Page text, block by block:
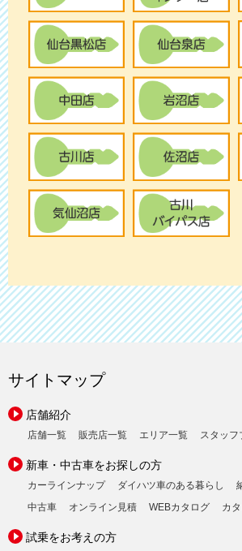
サイトマップ
店舗紹介
店舗一覧 販売店一覧 エリア一覧 スタッフ
新車・中古車をお探しの方
カーラインナップ ダイハツ車のある暮らし
中古車
オンライン見積 WEBカタログ カ
試乗をお考えの方